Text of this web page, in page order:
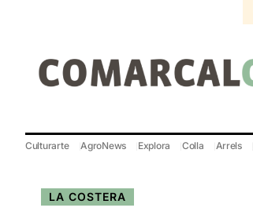
Culturarte AgroNews Explora Colla Arrels
LA COSTERA